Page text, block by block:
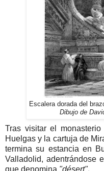
Escalera dorada del
Dibujo de
Tras visitar el
Huelgas y la cartuja de
termina su estancia en
Valladolid, adentrándose